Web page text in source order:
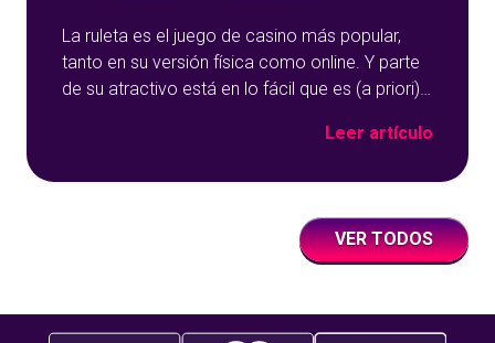
La ruleta es el juego de casino más popular,
tanto en su versión física como online. Y parte
de su atractivo está en lo fácil que es (a priori) y
Como jugador, debes saber que existenLeer artículo
VER TODOS